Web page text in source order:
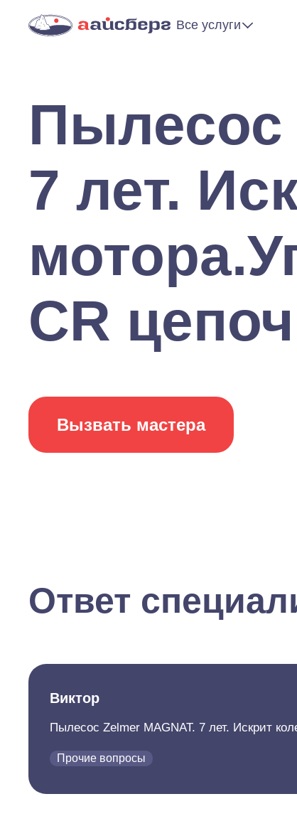
Все услуги
Пылесос
7 лет.
CR
Вызвать мастера
Ответ
Виктор
Пылесос Zelmer MAGNAT. 7 лет. Искрит
Прочие вопросы